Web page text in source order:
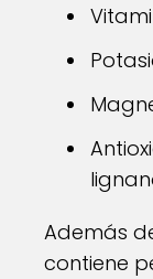
Además
contiene